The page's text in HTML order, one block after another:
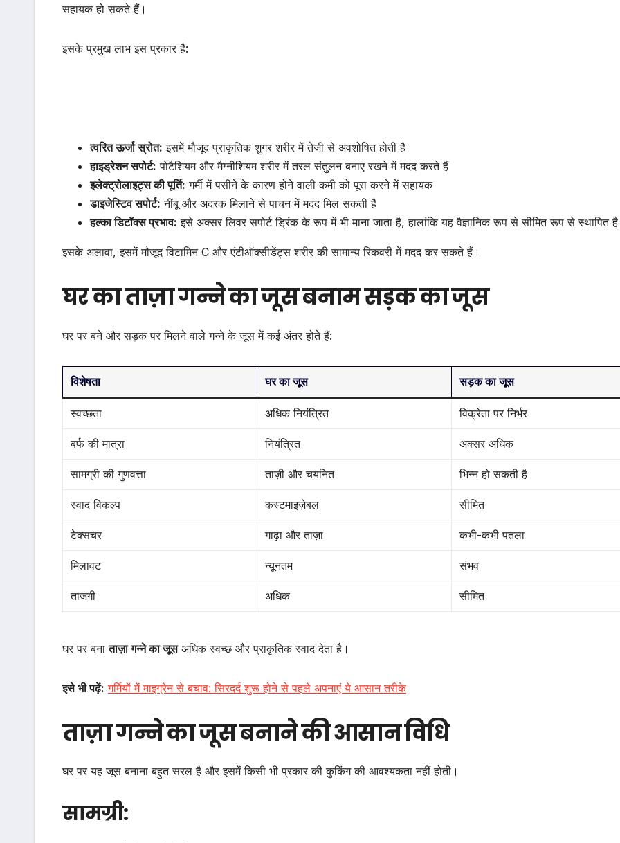
सहायक हो सकते हैं।
इसके प्रमुख लाभ इस प्रकार हैं:
त्वरित ऊर्जा स्रोत: इसमें मौजूद प्राकृतिक शुगर शरीर में तेजी से अवशोषित होती है
हाइड्रेशन सपोर्ट: पोटैशियम और मैग्नीशियम शरीर में तरल संतुलन बनाए रखने में मदद करते हैं
इलेक्ट्रोलाइट्स की पूर्ति: गर्मी में पसीने के कारण होने वाली कमी को पूरा करने में सहायक
डाइजेस्टिव सपोर्ट: नींबू और अदरक मिलाने से पाचन में मदद मिल सकती है
हल्का डिटॉक्स प्रभाव: इसे अक्सर लिवर सपोर्ट ड्रिंक के रूप में भी माना जाता है, हालांकि यह वैज्ञानिक रूप से सीमित रूप से स्थापित है
इसके अलावा, इसमें मौजूद विटामिन C और एंटीऑक्सीडेंट्स शरीर की सामान्य रिकवरी में मदद कर सकते हैं।
घर का ताज़ा गन्ने का जूस बनाम सड़क का जूस
घर पर बने और सड़क पर मिलने वाले गन्ने के जूस में कई अंतर होते हैं:
विशेषता घर का जूस सड़क का जूस
स्वच्छता अधिक नियंत्रित विक्रेता पर निर्भर
बर्फ की मात्रा नियंत्रित अक्सर अधिक
सामग्री की गुणवत्ता ताज़ी और चयनित भिन्न हो सकती है
स्वाद विकल्प कस्टमाइज़ेबल सीमित
टेक्सचर गाढ़ा और ताज़ा कभी-कभी पतला
मिलावट न्यूनतम संभव
ताजगी अधिक सीमित
घर पर बनाताज़ा गन्ने का जूसअधिक स्वच्छ और प्राकृतिक स्वाद देता है।
इसे भी पढ़ें: गर्मियों में माइग्रेन से बचाव: सिरदर्द शुरू होने से पहले अपनाएं ये आसान तरीके
ताज़ा गन्ने का जूस बनाने की आसान विधि
घर पर यह जूस बनाना बहुत सरल है और इसमें किसी भी प्रकार की कुकिंग की आवश्यकता नहीं होती।
सामग्री: